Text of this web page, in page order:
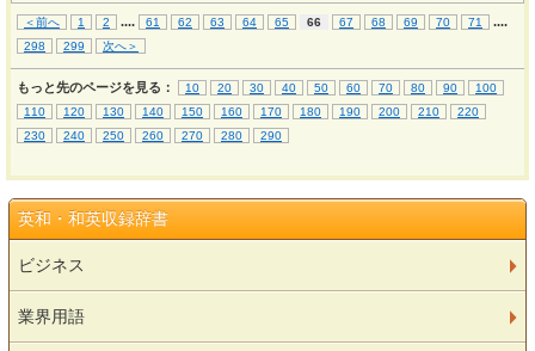
＜前へ 1 2 .... 61 62 63 64 65 66 67 68 69 70 71 ....
298 299 次へ＞
もっと先のページを見る： 10 20 30 40 50 60 70 80 90
100
110
120 130 140 150 160 170 180 190 200 210
220
230
240 250 260 270 280 290
英和・和英収録辞書
ビジネス
業界用語